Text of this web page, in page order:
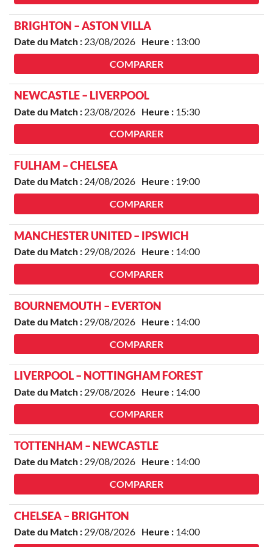
BRIGHTON – ASTON VILLA
Date du Match : 23/08/2026 Heure : 13:00
COMPARER
NEWCASTLE – LIVERPOOL
Date du Match : 23/08/2026 Heure : 15:30
COMPARER
FULHAM – CHELSEA
Date du Match : 24/08/2026 Heure : 19:00
COMPARER
MANCHESTER UNITED – IPSWICH
Date du Match : 29/08/2026 Heure : 14:00
COMPARER
BOURNEMOUTH – EVERTON
Date du Match : 29/08/2026 Heure : 14:00
COMPARER
LIVERPOOL – NOTTINGHAM FOREST
Date du Match : 29/08/2026 Heure : 14:00
COMPARER
TOTTENHAM – NEWCASTLE
Date du Match : 29/08/2026 Heure : 14:00
COMPARER
CHELSEA – BRIGHTON
Date du Match : 29/08/2026 Heure : 14:00